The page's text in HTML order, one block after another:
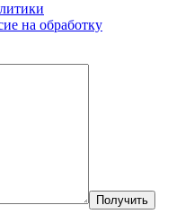
на обработку